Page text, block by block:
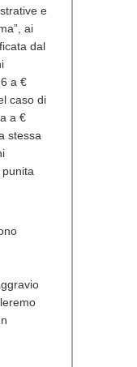
e
ai
dal
a €
caso di
a €
stessa